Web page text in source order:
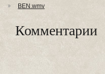
BEN.wmv
Комментарии